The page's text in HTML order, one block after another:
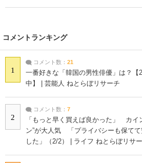
コメントランキング
1
コメント数： 21
一番好きな「韓国の男性俳優」は？【
中】 | 芸能人 ねとらぼリサーチ
2
コメント数： 7
「もっと早く買えば良かった」 カイ
ン”が大人気 「プライバシーも保てて
した」（2/2） | ライフ ねとらぼリサ